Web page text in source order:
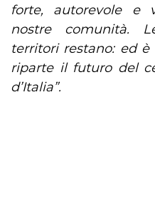
forte, autorevole e
nostre comunità.
territori restano: ed
riparte il futuro del
d’Italia”.